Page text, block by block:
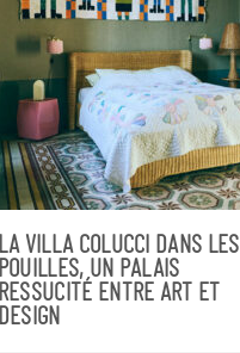
LA VILLA COLUCCI DANS LES
POUILLES, UN PALAIS
RESSUCITÉ ENTRE ART ET
DESIGN